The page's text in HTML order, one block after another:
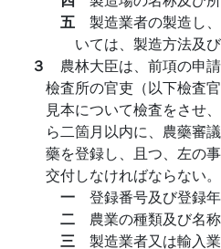
五 製造業者の製造し
いては、製造方法及
３ 農林大臣は、前項の申
檢査所の官吏（以下檢査
見本について檢査をさせ
ら二箇月以内に、農藥審
藥を登録し、且つ、左の
交付しなければならない。
一 登録番号及び登録
二 農業の種類及び名称
三 製造業者又は輸入